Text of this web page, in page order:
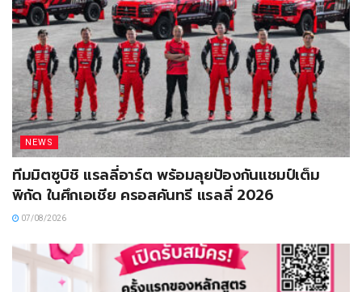
NEWS
ทีมมิตซูบิชิ แรลลี่อาร์ต พร้อมลุยป้องกันแชมป์เต็ม
พิกัด ในศึกเอเชีย ครอสคันทรี แรลลี่ 2026
07/08/2026